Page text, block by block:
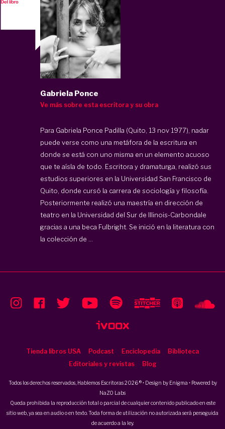
Gabriela Ponce
Ve más sobre esta escritora y su obra
Para Gabriela Ponce Padilla (Quito, 13 nov 1977), nadar
puede verse como una metáfora de la escritura en
donde se está con uno misma en un elemento acuoso
que te aísla de todo. Escritora y dramaturga, realizó sus
estudios superiores en la Universidad San Francisco de
Quito, donde cursó la carrera de sociología y filosofía.
Posteriormente realizó una maestría en dirección de
teatro en la Universidad del Sur de Illinois-Carbondale
gracias a una beca Fulbright. Se inició en la literatura con
la colección de ...
Tienda libros USA Podcast Enciclopedia
Biblioteca
Editoriales y revistas
Blog
Todos los derechos reservados, Hablemos Escritoras 2026 ® • Design by Enigma • Powered by
NaZO Labs
Queda prohibida la reproducción total o parcial de cualquier contenido publicado en este
sitio web, ya sea en audio o en texto. Toda forma de utilización no autorizada será perseguida
de acuerdo a la ley.